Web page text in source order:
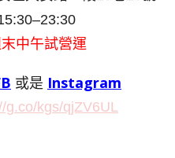
中午試營運
或是 Instagram
g.co/kgs/qjZV6UL